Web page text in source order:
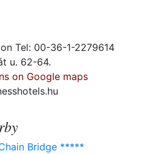
Tel: 00-36-1-2279614
u. 62-64.
on Google maps
Bridge *****